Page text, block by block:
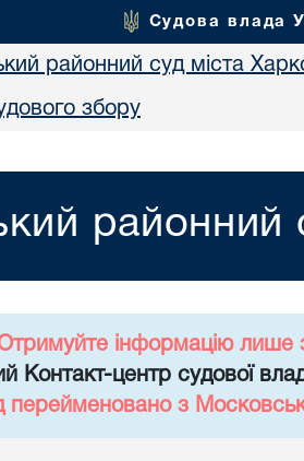
Судова влада
районний суд міста
збору
районний
інформацію лише
Контакт-центр судової
перейменовано з